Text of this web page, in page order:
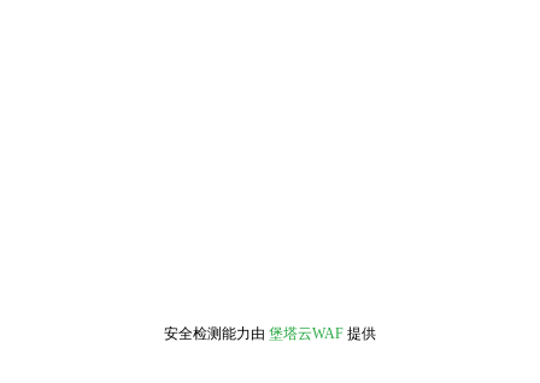
安全检测能力由 堡塔云WAF 提供